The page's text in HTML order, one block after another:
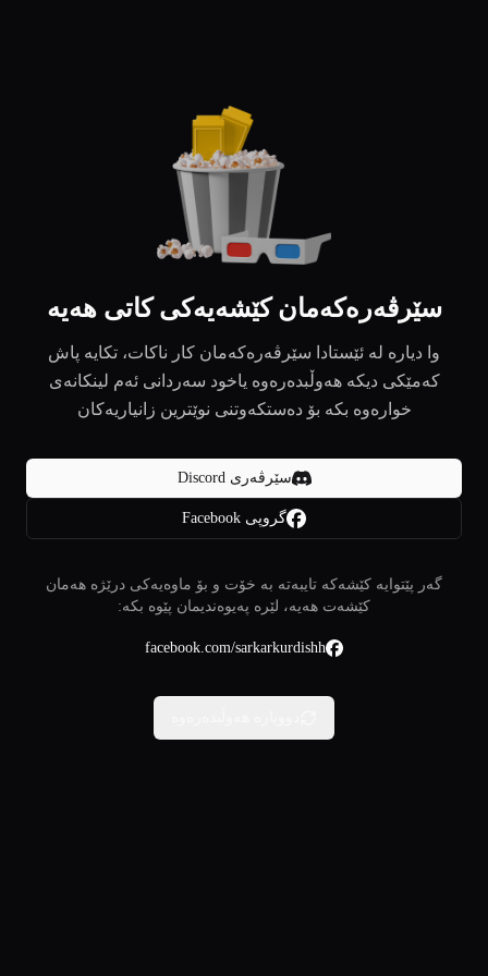
سێرڤەرەکەمان کێشەیەکی کاتی هەیە
وا دیارە لە ئێستادا سێرڤەرەکەمان کار ناکات، تکایە پاش
کەمێکی دیکە هەوڵبدەرەوە یاخود سەردانی ئەم لینکانەی
خوارەوە بکە بۆ دەستکەوتنی نوێترین زانیاریەکان
سێرڤەری Discord
گروپی Facebook
گەر پێتوایە کێشەکە تایبەتە بە خۆت و بۆ ماوەیەکی درێژە هەمان
کێشەت هەیە، لێرە پەیوەندیمان پێوە بکە:
facebook.com/sarkarkurdishh